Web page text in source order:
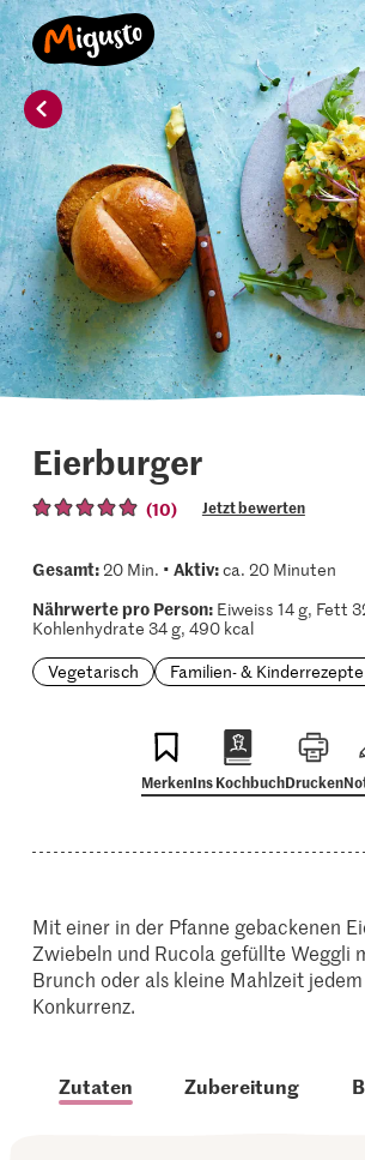
Eierburger
(10) Jetzt bewerten
Gesamt:20 Min. • Aktiv:ca. 20 Minuten
Nährwerte pro Person:Eiweiss 14 g, Fett
Kohlenhydrate 34 g, 490 kcal
Vegetarisch
Familien- & Kinderrezepte
MerkenIns KochbuchDrucken
Mit einer in der Pfanne gebackenen
Zwiebeln und Rucola gefüllte Weggli
Brunch oder als kleine Mahlzeit
Konkurrenz.
Zutaten Zubereitung